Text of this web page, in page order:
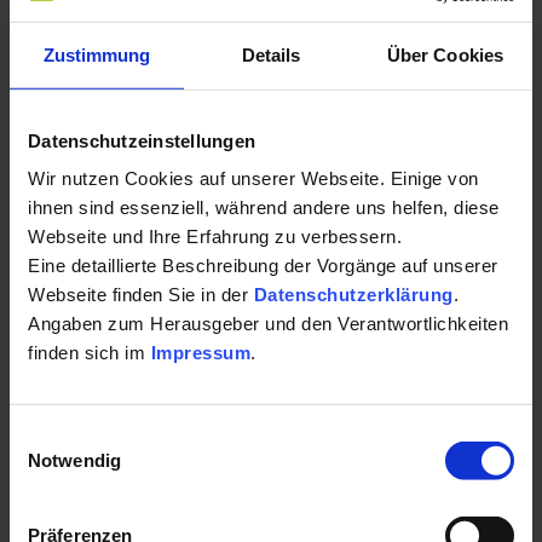
Zustimmung Details Über Cookies
Datenschutzeinstellungen
Wir nutzen Cookies auf unserer Webseite. Einige von
ihnen sind essenziell, während andere uns helfen, diese
Webseite und Ihre Erfahrung zu verbessern.
Eine detaillierte Beschreibung der Vorgänge auf unserer
Webseite finden Sie in der Datenschutzerklärung.
Angaben zum Herausgeber und den Verantwortlichkeiten
finden sich im Impressum.
Notwendig
Präferenzen
Geist Sebastian Kneipps
Das Allgäuer Städtchen Bad Wörishofen, wo Pfarrer Sebastian
bis heute ganz im Zeichen dieser Gesundheitsidee. In mehr als
100 Einrichtungen können Gäste kneippen, wobei die
umfassende Kur neben der Wassertherapie auch die Elemente
Bewegung, gesunde Ernährung, Kräuter und innere
Ausgeglichenheit einschließt. Als Vor-Ort-Angebot für die Zeit,
wenn Reisen wieder möglich ist, bietet sich zum Beispiel „Mit
Kneipp den Stress besiegen – Burnout Prävention“ an. Das
Ines Wurm-Fenkl findet sich unterhttps://www.gesundes-
naturheilverfahren/kneippkur/kneipp-im-